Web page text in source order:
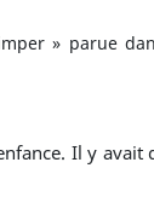
» parue
Il y avait